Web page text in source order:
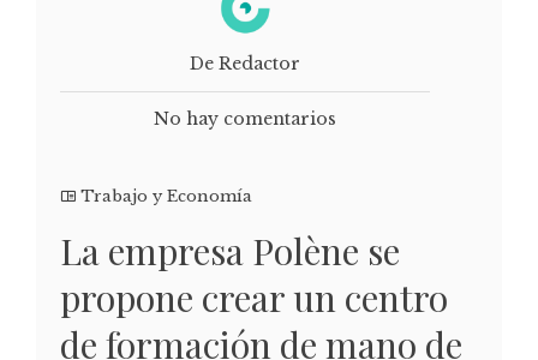
De Redactor
No hay comentarios
Trabajo y Economía
La empresa Polène se
propone crear un centro
de formación de mano de